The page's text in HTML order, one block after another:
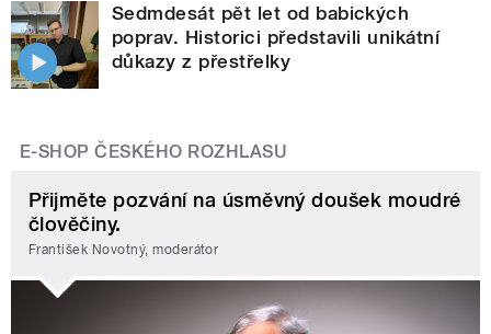
Sedmdesát pět let od babických
poprav. Historici představili unikátní
důkazy z přestřelky
E-SHOP ČESKÉHO ROZHLASU
Přijměte pozvání na úsměvný doušek moudré
člověčiny.
František Novotný, moderátor